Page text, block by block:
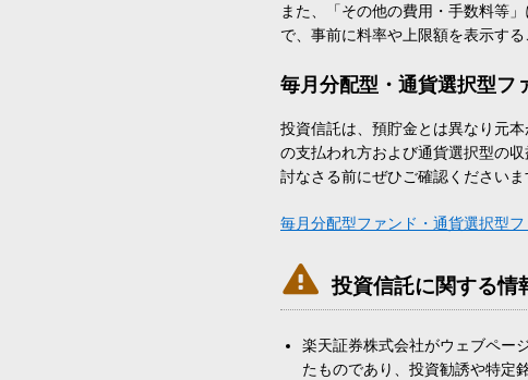
また、「その他の費用・手数料等
で、事前に料率や上限額を表示する
毎月分配型・通貨選択型フ
投資信託は、預貯金とは異なり元
の支払われ方および通貨選択型の
討なさる前にぜひご確認くださいま
毎月分配型ファンド・通貨選択型
 投資信託に関する情
楽天証券株式会社がウェブペー
たものであり、投資勧誘や特定